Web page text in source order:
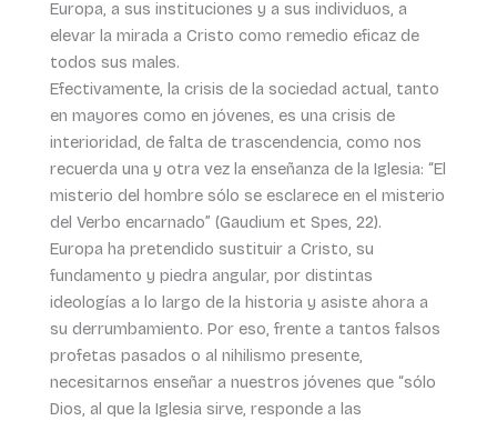
Europa, a sus instituciones y a sus individuos, a
elevar la mirada a Cristo como remedio eficaz de
todos sus males.
Efectivamente, la crisis de la sociedad actual, tanto
en mayores como en jóvenes, es una crisis de
interioridad, de falta de trascendencia, como nos
recuerda una y otra vez la enseñanza de la Iglesia: “El
misterio del hombre sólo se esclarece en el misterio
del Verbo encarnado” (Gaudium et Spes, 22).
Europa ha pretendido sustituir a Cristo, su
fundamento y piedra angular, por distintas
ideologías a lo largo de la historia y asiste ahora a
su derrumbamiento. Por eso, frente a tantos falsos
profetas pasados o al nihilismo presente,
necesitarnos enseñar a nuestros jóvenes que “sólo
Dios, al que la Iglesia sirve, responde a las